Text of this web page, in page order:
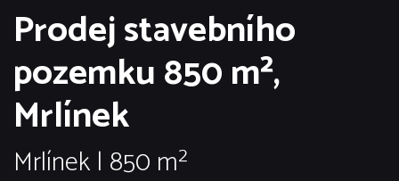
Prodej stavebního
pozemku 850 m²,
Mrlínek
Mrlínek | 850 m²